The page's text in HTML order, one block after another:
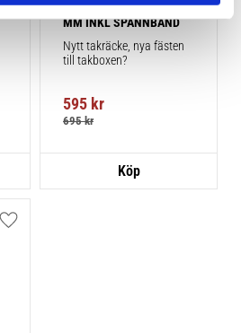
SPÅRSADAPTER 20X24
MM INKL SPÄNNBAND
Nytt takräcke, nya fästen
till takboxen?
595 kr
695kr
Lägg till i favoriter